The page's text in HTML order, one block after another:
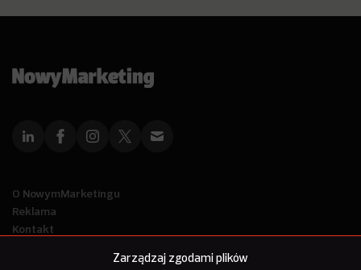
Zarządzaj zgodami plików
O NowymMarketingu
Reklama
Kontakt